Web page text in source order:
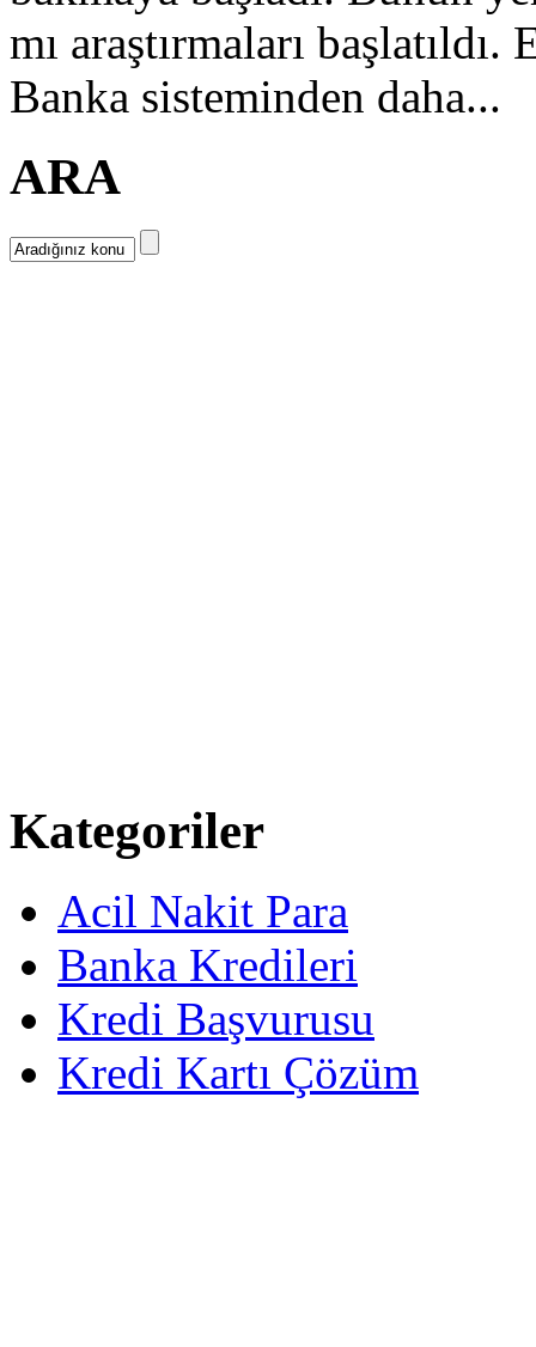
mı araştırmaları
Banka sisteminden daha...
ARA
Kategoriler
Acil Nakit Para
Banka Kredileri
Kredi Başvurusu
Kredi Kartı Çözüm